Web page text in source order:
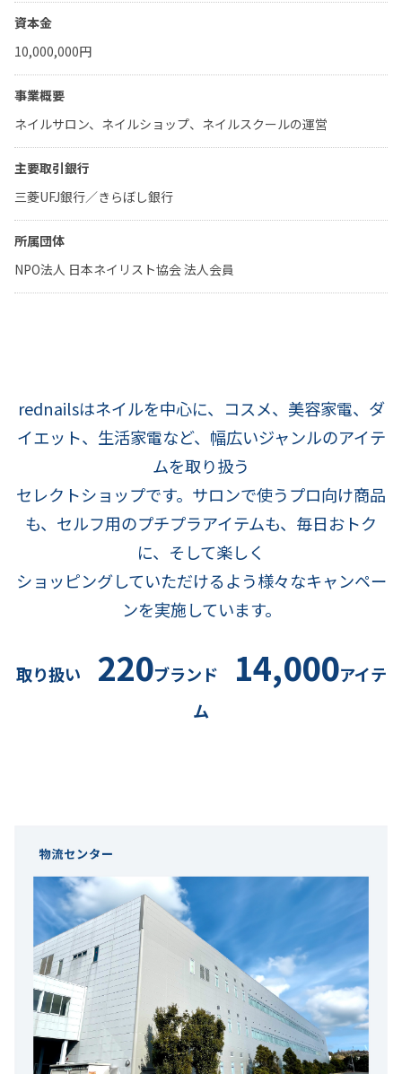
資本金
10,000,000円
事業概要
ネイルサロン、ネイルショップ、ネイルスクールの運営
主要取引銀行
三菱UFJ銀行／きらぼし銀行
所属団体
NPO法人 日本ネイリスト協会 法人会員
rednailsはネイルを中心に、コスメ、美容家電、ダ
イエット、生活家電など、幅広いジャンルのアイテ
ムを取り扱う
セレクトショップです。サロンで使うプロ向け商品
も、セルフ用のプチプラアイテムも、毎日おトク
に、そして楽しく
ショッピングしていただけるよう様々なキャンペー
ンを実施しています。
取り扱い 220ブランド 14,000アイテ
ム